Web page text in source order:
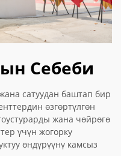
Себеби
сатуудан баштап бир
өзгөртүлгөн
жана чөйрөгө
үчүн жогорку
өндүрүүнү камсыз